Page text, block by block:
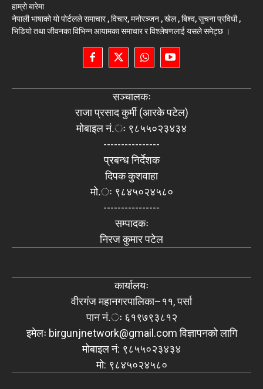
हाम्रो बारेमा
नेपाली भाषाको यो पोर्टलले समाचार , विचार, मनोरञ्जन , खेल , बिश्व, सुचना प्रविधी ,
भिडियो तथा जीवनका विभिन्न आयामका समाचार र विश्लेषणलाई यसले समेट्छ ।
सञ्चालकः
राजा प्रसाद कुर्मी (आरके पटेल)
मोबाइल नं.ः ९८५५०२३४३४
----------------
प्रबन्ध निर्देशक
दिपक कुशवाहा
मो.ः ९८४५०२४५८०
----------------
सम्पादकः
निरज कुमार पटेल
कार्यालयः
वीरगंज महानगरपालिका–११, पर्सा
पान नं.ः ६१९७९३८१२
इमेलः birgunjnetwork@gmail.comविज्ञापनको लागि
मोबाइल नं: ९८५५०२३४३४
मो: ९८४५०२४५८०